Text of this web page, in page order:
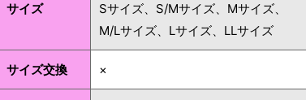
サイズ
Sサイズ、S/Mサイズ、Mサイズ、
M/Lサイズ、Lサイズ、LLサイズ
サイズ交換 ×